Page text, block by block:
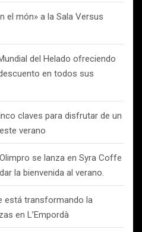
el món» a la Sala Versus
del Helado ofreciendo
en todos sus
claves para disfrutar de un
verano
se lanza en Syra Coffe
la bienvenida al verano.
está transformando la
en L’Empordà